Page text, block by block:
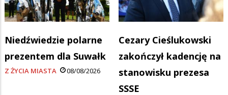
Niedźwiedzie polarne
prezentem dla Suwałk
Z ŻYCIA MIASTA 08/08/2026
Cezary Cieślukowski
zakończył kadencję na
stanowisku prezesa
SSSE